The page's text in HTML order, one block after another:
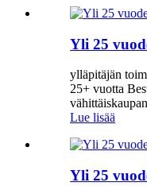
Yli 25
ylläpitäjän
25+ vuotta
Lue lisää
Yli 25